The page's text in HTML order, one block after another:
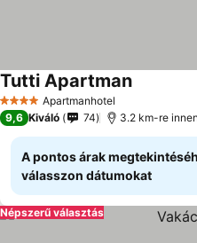
4 KategóriaApartmanhotel
Tutti Apartman
9,6 Kiváló 74 3.2 km-re
A pontos árak
válasszon dátumokat
Népszerű választás